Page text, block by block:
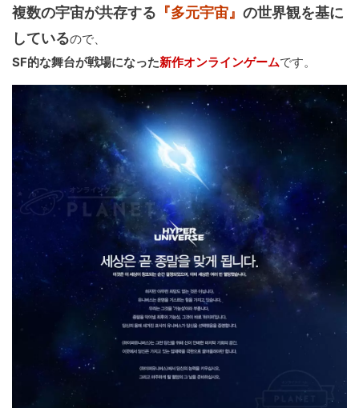
複数の宇宙が共存する 『多元宇宙』 の世界観を基に
しているので、
SF的な舞台が戦場になった新作オンラインゲームです。